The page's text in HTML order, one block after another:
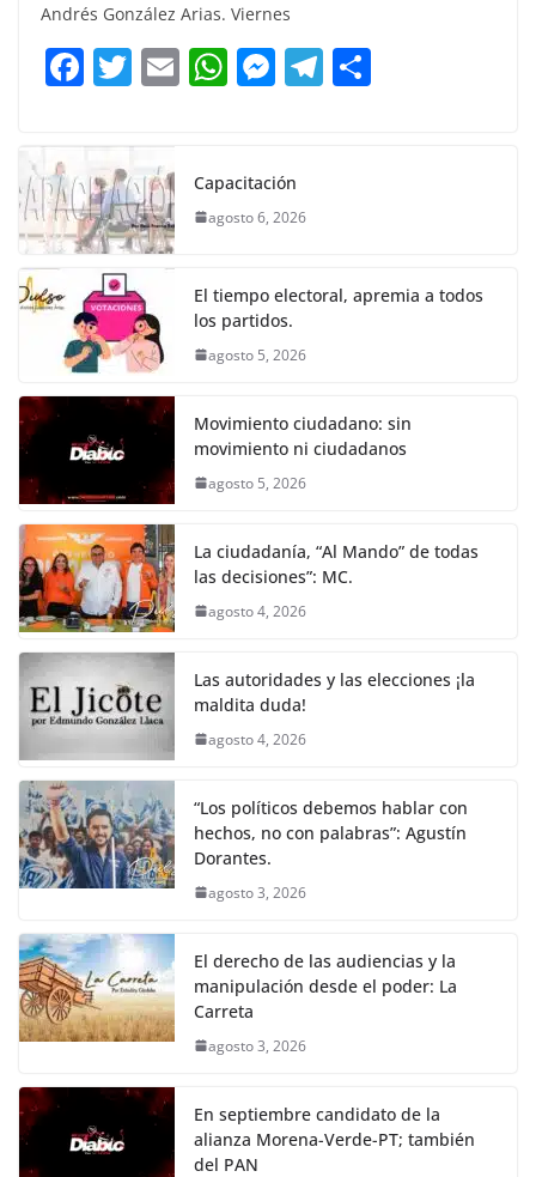
b
o
k
A
p
n
g
a
m
Andrés González Arias. Viernes
F
c
e
b
o
o
k
T
itt
er
E W
s
A
p
M
e
n
er
T
Capacitación
agosto 6, 2026
El tiempo electoral, apremia a todos
los partidos.
agosto 5, 2026
Movimiento ciudadano: sin
movimiento ni ciudadanos
agosto 5, 2026
La ciudadanía, “Al Mando” de todas
las decisiones”: MC.
agosto 4, 2026
Las autoridades y las elecciones ¡la
maldita duda!
agosto 4, 2026
“Los políticos debemos hablar con
hechos, no con palabras”: Agustín
Dorantes.
agosto 3, 2026
El derecho de las audiencias y la
manipulación desde el poder: La
Carreta
agosto 3, 2026
En septiembre candidato de la
alianza Morena-Verde-PT; también
del PAN